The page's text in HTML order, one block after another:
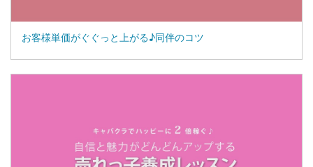
お客様単価がぐぐっと上がる♪同伴のコツ